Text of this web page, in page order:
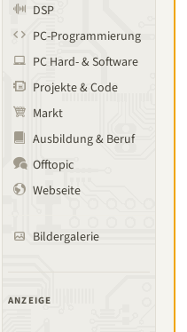
DSP
PC-Programmierung
PC Hard- & Software
Projekte & Code
Markt
Ausbildung & Beruf
Offtopic
Webseite
Bildergalerie
ANZEIGE